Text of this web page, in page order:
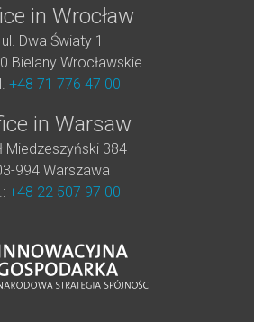
in Wrocław
ul. Dwa Światy 1
Bielany Wrocławskie
+48 71 776 47 00
in Warsaw
Miedzeszyński 384
994 Warszawa
+48 22 507 97 00